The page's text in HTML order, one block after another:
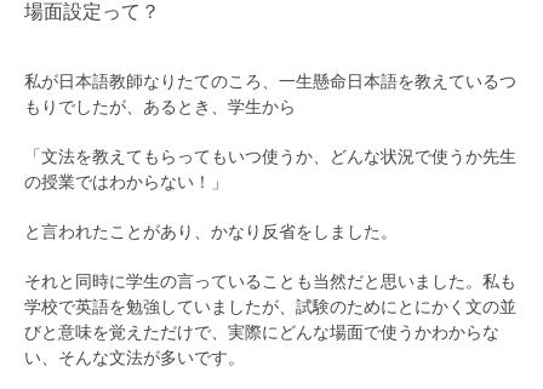
場面設定って？
私が日本語教師なりたてのころ、一生懸命日本語を教えているつ
もりでしたが、あるとき、学生から
「文法を教えてもらってもいつ使うか、どんな状況で使うか先生
の授業ではわからない！」
と言われたことがあり、かなり反省をしました。
それと同時に学生の言っていることも当然だと思いました。私も
学校で英語を勉強していましたが、試験のためにとにかく文の並
びと意味を覚えただけで、実際にどんな場面で使うかわからな
い、そんな文法が多いです。